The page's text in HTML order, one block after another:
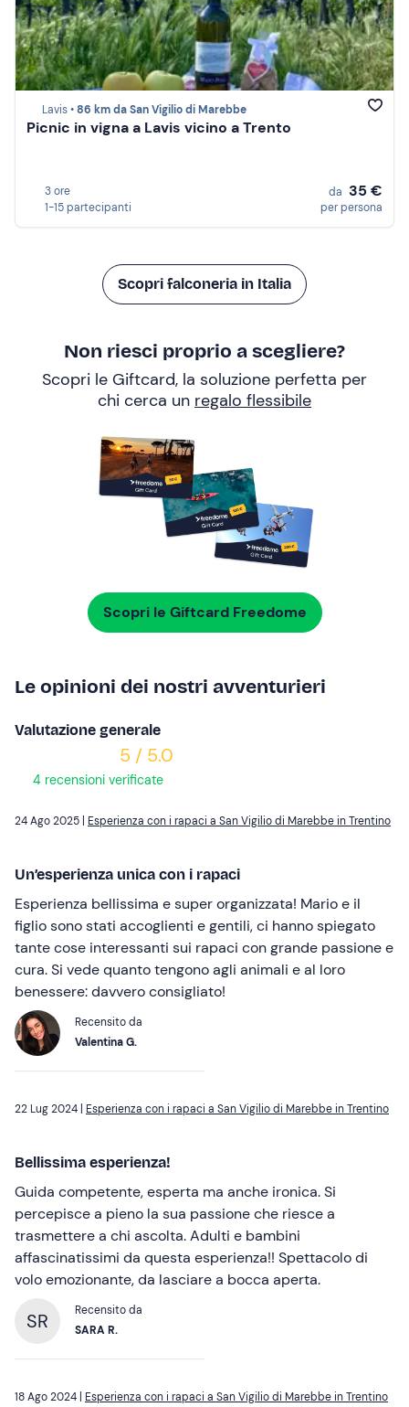
Lavis •86 km da San Vigilio di Marebbe
Picnic in vigna a Lavis vicino a Trento
3 ore
1-15 partecipanti
da 35 €
per persona
Scopri falconeria in Italia
Non riesci proprio a scegliere?
Scopri le Giftcard, la soluzione perfetta per
chi cerca un regalo flessibile
Scopri le Giftcard Freedome
Le opinioni dei nostri avventurieri
Valutazione generale
5 / 5.0
4 recensioni verificate
24 Ago 2025 | Esperienza con i rapaci a San Vigilio di Marebbe in Trentino
Un’esperienza unica con i rapaci
Esperienza bellissima e super organizzata! Mario e il
figlio sono stati accoglienti e gentili, ci hanno spiegato
tante cose interessanti sui rapaci con grande passione e
cura. Si vede quanto tengono agli animali e al loro
benessere: davvero consigliato!
Recensito da
Valentina G.
22 Lug 2024 | Esperienza con i rapaci a San Vigilio di Marebbe in Trentino
Bellissima esperienza!
Guida competente, esperta ma anche ironica. Si
percepisce a pieno la sua passione che riesce a
trasmettere a chi ascolta. Adulti e bambini
affascinatissimi da questa esperienza!! Spettacolo di
volo emozionante, da lasciare a bocca aperta.
SR
Recensito da
SARA R.
18 Ago 2024 | Esperienza con i rapaci a San Vigilio di Marebbe in Trentino